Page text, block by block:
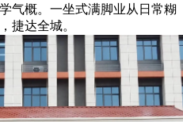
气概。一坐式满脚业从日常糊
捷达全城。